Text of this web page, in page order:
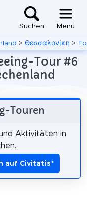
Suchen Menü
> Θεσσαλονίκη >
Tour #6
Touren
Aktivitäten in
auf Civitatis*